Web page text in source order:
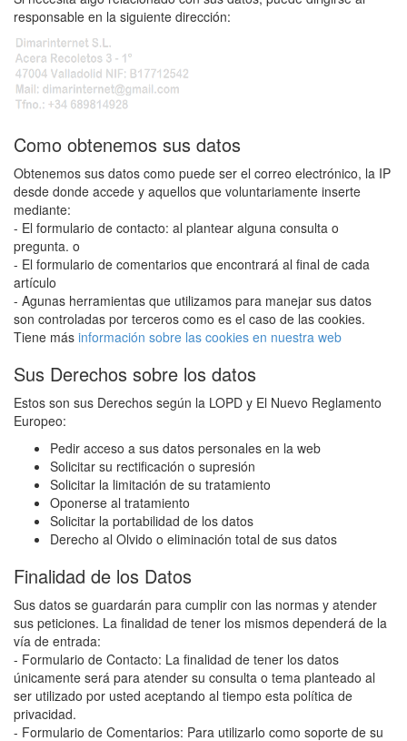
responsable en la siguiente dirección:
Como obtenemos sus datos
Obtenemos sus datos como puede ser el correo electrónico, la IP
desde donde accede y aquellos que voluntariamente inserte
mediante:
- El formulario de contacto: al plantear alguna consulta o
pregunta. o
- El formulario de comentarios que encontrará al final de cada
artículo
- Agunas herramientas que utilizamos para manejar sus datos
son controladas por terceros como es el caso de las cookies.
Tiene más información sobre las cookies en nuestra web
Sus Derechos sobre los datos
Estos son sus Derechos según la LOPD y El Nuevo Reglamento
Europeo:
Pedir acceso a sus datos personales en la web
Solicitar su rectificación o supresión
Solicitar la limitación de su tratamiento
Oponerse al tratamiento
Solicitar la portabilidad de los datos
Derecho al Olvido o eliminación total de sus datos
Finalidad de los Datos
Sus datos se guardarán para cumplir con las normas y atender
sus peticiones. La finalidad de tener los mismos dependerá de la
vía de entrada:
- Formulario de Contacto: La finalidad de tener los datos
únicamente será para atender su consulta o tema planteado al
ser utilizado por usted aceptando al tiempo esta política de
privacidad.
- Formulario de Comentarios: Para utilizarlo como soporte de su